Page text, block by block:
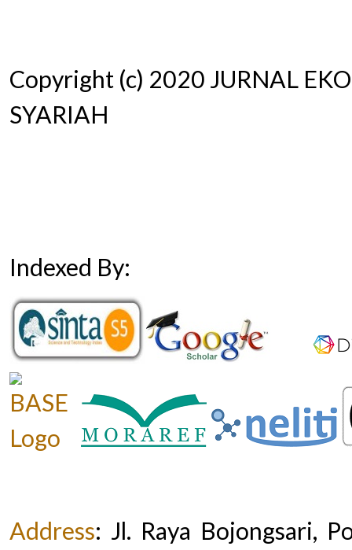
Copyright (c) 2020 JURNAL
SYARIAH
Indexed By:
Address: Jl. Raya Bojongsari,